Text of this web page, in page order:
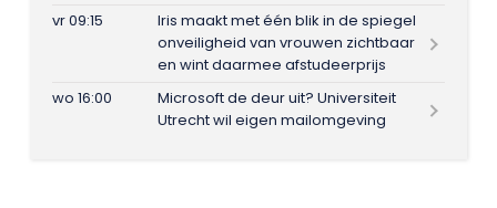
vr 09:15
Iris maakt met één blik in de spiegel
onveiligheid van vrouwen zichtbaar
en wint daarmee afstudeerprijs
wo 16:00
Microsoft de deur uit? Universiteit
Utrecht wil eigen mailomgeving